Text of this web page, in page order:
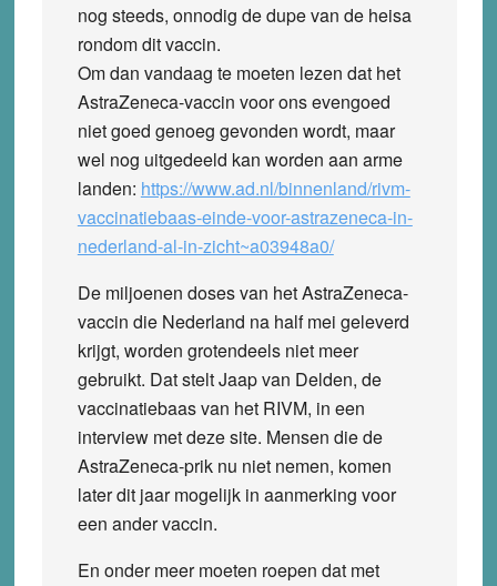
nog steeds, onnodig de dupe van de heisa
rondom dit vaccin.
Om dan vandaag te moeten lezen dat het
AstraZeneca-vaccin voor ons evengoed
niet goed genoeg gevonden wordt, maar
wel nog uitgedeeld kan worden aan arme
landen: https://www.ad.nl/binnenland/rivm-
vaccinatiebaas-einde-voor-astrazeneca-in-
nederland-al-in-zicht~a03948a0/
De miljoenen doses van het AstraZeneca-
vaccin die Nederland na half mei geleverd
krijgt, worden grotendeels niet meer
gebruikt. Dat stelt Jaap van Delden, de
vaccinatiebaas van het RIVM, in een
interview met deze site. Mensen die de
AstraZeneca-prik nu niet nemen, komen
later dit jaar mogelijk in aanmerking voor
een ander vaccin.
En onder meer moeten roepen dat met